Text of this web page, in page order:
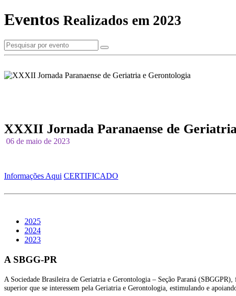
Eventos Realizados em 2023
XXXII Jornada Paranaense de
06 de maio de 2023
Informações Aqui CERTIFICADO
2025
2024
2023
A SBGG-PR
A Sociedade Brasileira de Geriatria e Gerontologia – Seção Paraná
superior que se interessem pela Geriatria e Gerontologia, estimulando e